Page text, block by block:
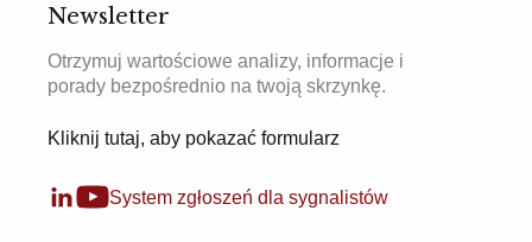
Newsletter
Otrzymuj wartościowe analizy, informacje i
porady bezpośrednio na twoją skrzynkę.
Kliknij tutaj, aby pokazać formularz
System zgłoszeń dla sygnalistów